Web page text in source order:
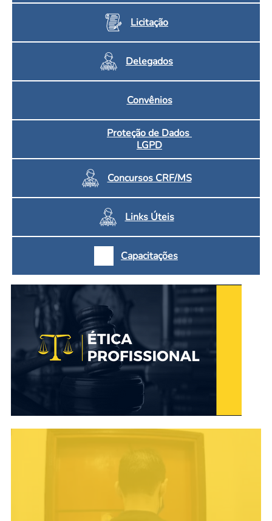
Licitação
Delegados
Convênios
Proteção de Dados
LGPD
Concursos CRF/MS
Links Úteis
Capacitações